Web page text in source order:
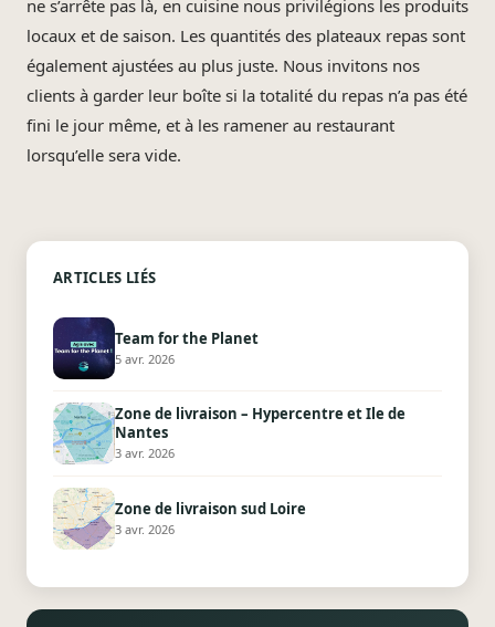
ne s’arrête pas là, en cuisine nous privilégions les produits
locaux et de saison. Les quantités des plateaux repas sont
également ajustées au plus juste. Nous invitons nos
clients à garder leur boîte si la totalité du repas n’a pas été
fini le jour même, et à les ramener au restaurant
lorsqu’elle sera vide.
ARTICLES LIÉS
Team for the Planet
5 avr. 2026
Zone de livraison – Hypercentre et Ile de
Nantes
3 avr. 2026
Zone de livraison sud Loire
3 avr. 2026